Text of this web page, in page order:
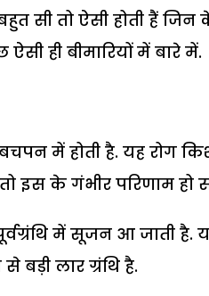
बहुत सी तो ऐसी होती हैं
ही बीमारियों में बारे में.
में होती है. यह रोग
इस के गंभीर परिणाम हो
में सूजन आ जाती
बड़ी लार ग्रंथि है.